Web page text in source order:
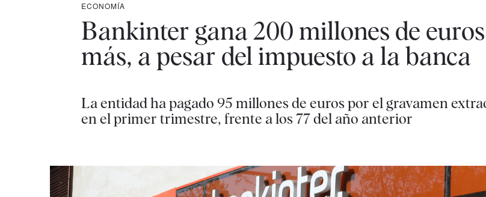
ECONOMÍA
Bankinter gana 200 millones de
más, a pesar del impuesto a la banca
La entidad ha pagado 95 millones de euros por el gravamen
en el primer trimestre, frente a los 77 del año anterior